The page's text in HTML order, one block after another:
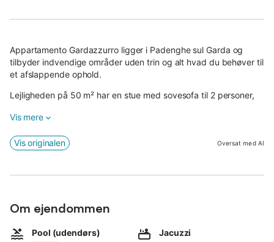
Appartamento Gardazzurro ligger i Padenghe sul Garda og
tilbyder indvendige områder uden trin og alt hvad du behøver til
et afslappende ophold.
Lejligheden på 50 m² har en stue med sovesofa til 2 personer,
bruser, og kan rumme op til 4 gæster.
Yderligere faciliteter inkluderer højhastigheds-Wi-Fi (velegnet til
videoopkald), tv, aircondition og vaskemaskine.
En weekendseng er også tilgængelig.
Gæster har adgang til tre swimmingpools: en olympisk
swimmingpool, en panorama swimmingpool og et boblebad.
Vis mere
Vis originalen Oversat med AI
Om ejendommen
Pool (udendørs) Jacuzzi